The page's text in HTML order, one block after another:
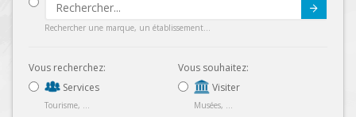
Rechercher une marque, un établissement...
Vous recherchez:
Services
Tourisme, ...
Vous souhaitez:
Visiter
Musées, ...